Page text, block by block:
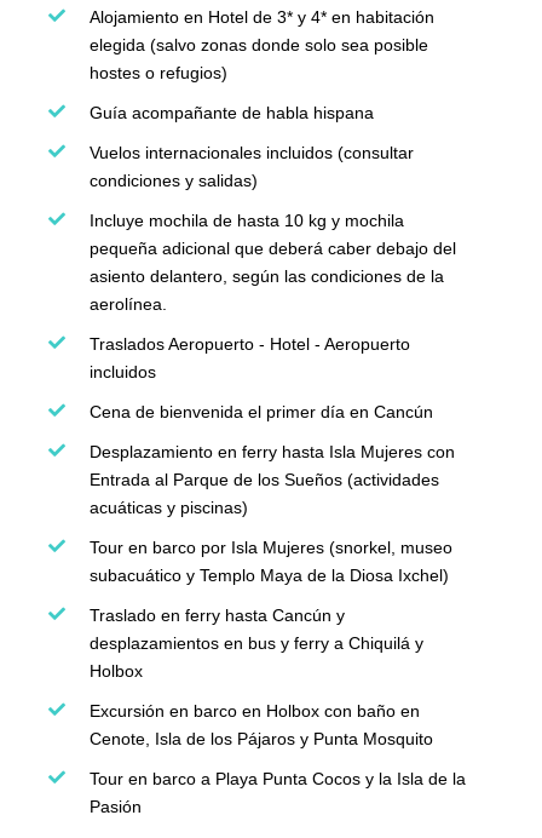
Alojamiento en Hotel de 3* y 4* en habitación
elegida (salvo zonas donde solo sea posible
hostes o refugios)
Guía acompañante de habla hispana
Vuelos internacionales incluidos (consultar
condiciones y salidas)
Incluye mochila de hasta 10 kg y mochila
pequeña adicional que deberá caber debajo del
asiento delantero, según las condiciones de la
aerolínea.
Traslados Aeropuerto - Hotel - Aeropuerto
incluidos
Cena de bienvenida el primer día en Cancún
Desplazamiento en ferry hasta Isla Mujeres con
Entrada al Parque de los Sueños (actividades
acuáticas y piscinas)
Tour en barco por Isla Mujeres (snorkel, museo
subacuático y Templo Maya de la Diosa Ixchel)
Traslado en ferry hasta Cancún y
desplazamientos en bus y ferry a Chiquilá y
Holbox
Excursión en barco en Holbox con baño en
Cenote, Isla de los Pájaros y Punta Mosquito
Tour en barco a Playa Punta Cocos y la Isla de la
Pasión